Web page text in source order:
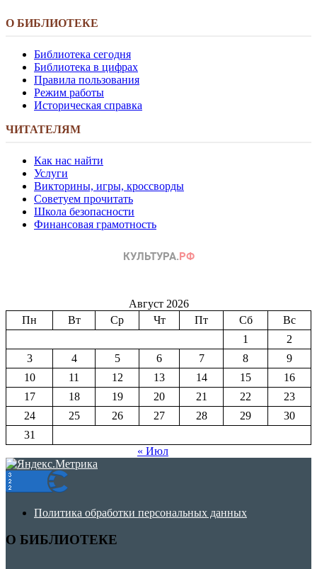
О БИБЛИОТЕКЕ
Библиотека сегодня
Библиотека в цифрах
Правила пользования
Режим работы
Историческая справка
ЧИТАТЕЛЯМ
Как нас найти
Услуги
Викторины, игры, кроссворды
Советуем прочитать
Школа безопасности
Финансовая грамотность
Август 2026
Пн
Вт Ср Чт Пт Сб
Вс
1
2
3
4 5 6 7 8
9
10
11 12 13 14 15
16
17
18 19 20 21 22
23
24
25 26 27 28 29
30
31
« Июл
Политика обработки персональных данных
О БИБЛИОТЕКЕ